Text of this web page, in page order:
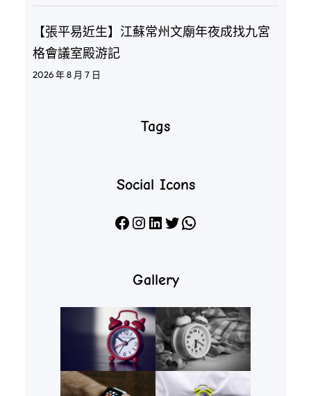
【張平易近生】江蘇常州文廟年夜成找九宮
格會議室殿游記
2026 年 8 月 7 日
Tags
Social Icons
Facebook Instagram LinkedIn X WhatsApp
Gallery